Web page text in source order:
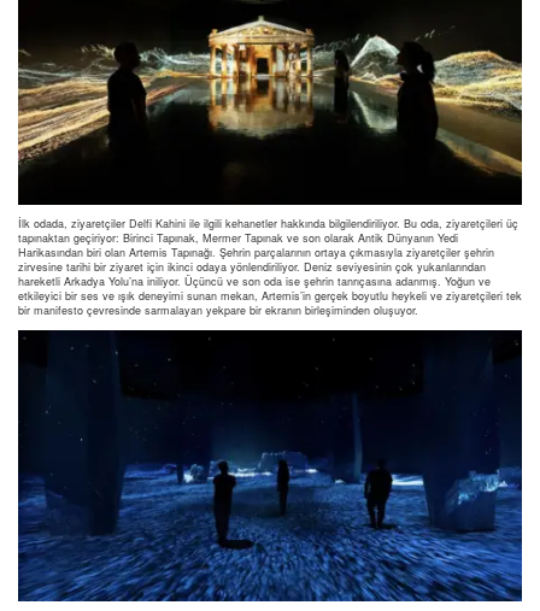
İlk odada, ziyaretçiler Delfi Kahini ile ilgili kehanetler hakkında bilgilendiriliyor. Bu oda, ziyaretçileri üç
tapınaktan geçiriyor: Birinci Tapınak, Mermer Tapınak ve son olarak Antik Dünyanın Yedi
Harikasından biri olan Artemis Tapınağı. Şehrin parçalarının ortaya çıkmasıyla ziyaretçiler şehrin
zirvesine tarihi bir ziyaret için ikinci odaya yönlendiriliyor. Deniz seviyesinin çok yukarılarından
hareketli Arkadya Yolu’na iniliyor. Üçüncü ve son oda ise şehrin tanrıçasına adanmış. Yoğun ve
etkileyici bir ses ve ışık deneyimi sunan mekan, Artemis’in gerçek boyutlu heykeli ve ziyaretçileri tek
bir manifesto çevresinde sarmalayan yekpare bir ekranın birleşiminden oluşuyor.